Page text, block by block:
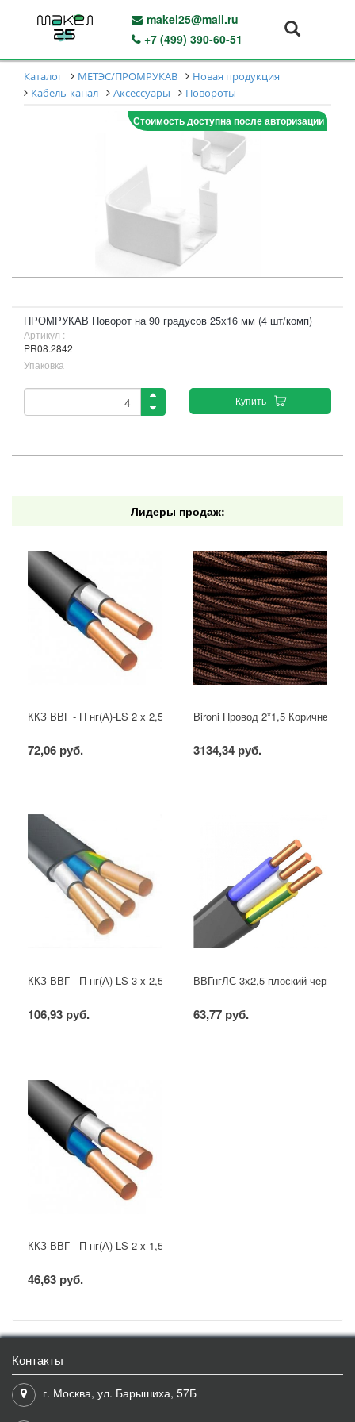
makel25@mail.ru
+7 (499) 390-60-51
Каталог МЕТЭС/ПРОМРУКАВ
Новая продукция
Кабель-канал
Аксессуары
Повороты
Стоимость доступна после авторизации
ПРОМРУКАВ Поворот на 90 градусов 25х16 мм (4 шт/комп)
Артикул :
PR08.2842
Упаковка
Купить
Лидеры продаж:
ККЗ ВВГ - П нг(А)-LS 2 х 2,5 ГОСТ
72,06 руб.
Bironi Провод 2*1,5 Коричневый
3134,34 руб.
ККЗ ВВГ - П нг(А)-LS 3 х 2,5 ГОСТ
106,93 руб.
ВВГнгЛС 3x2,5 плоский черный
63,77 руб.
ККЗ ВВГ - П нг(А)-LS 2 х 1,5 ГОСТ
46,63 руб.
Контакты
г. Москва, ул. Барышиха, 57Б